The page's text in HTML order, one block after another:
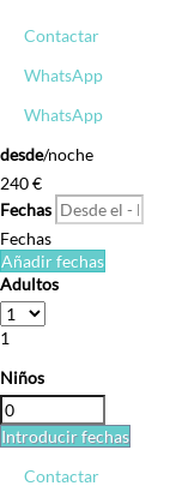
Contactar
WhatsApp
WhatsApp
desde/noche
240€
Fechas
Fechas
Añadir fechas
Adultos
1
Niños
Introducir fechas
Contactar